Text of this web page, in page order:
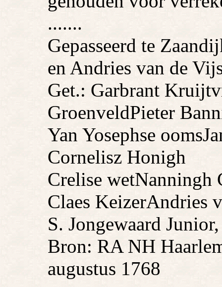
.......
Gepasseerd te
en Andries van de
Get.: Garbrant Kruijt
GroenveldPieter
Yan Yosephse ooms
Cornelisz Honigh
Crelise wetNanningh
Claes KeizerAndries
S. Jongewaard
Bron: RA NH
augustus 1768